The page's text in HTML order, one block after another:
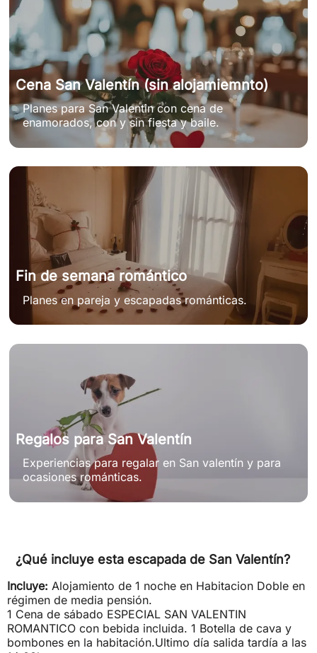
Cena San Valentín (sin alojamiemnto)
Planes para San Valentin con cena de
enamorados, con y sin fiesta y baile.
Fin de semana romántico
Planes en pareja y escapadas románticas.
Regalos para San Valentín
Experiencias para regalar en San valentín y para
ocasiones románticas.
¿Qué incluye esta escapada de San Valentín?
Incluye: Alojamiento de 1 noche en Habitacion Doble en
régimen de media pensión.
1 Cena de sábado ESPECIAL SAN VALENTIN
ROMANTICO con bebida incluida. 1 Botella de cava y
bombones en la habitación.Ultimo día salida tardía a las